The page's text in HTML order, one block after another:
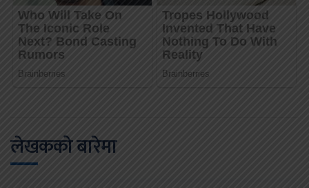
लेखकको बारेमा